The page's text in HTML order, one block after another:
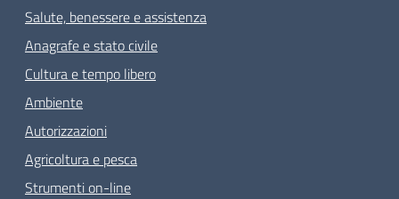
Salute, benessere e assistenza
Anagrafe e stato civile
Cultura e tempo libero
Ambiente
Autorizzazioni
Agricoltura e pesca
Strumenti on-line